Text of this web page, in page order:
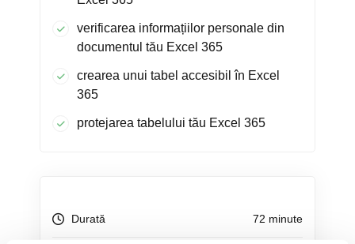
verificarea informațiilor personale din
documentul tău Excel 365
crearea unui tabel accesibil în Excel
365
protejarea tabelului tău Excel 365
Durată 72 minute